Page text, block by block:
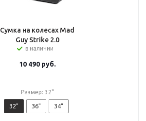
Сумка на колесах Mad
Guy Strike 2.0
в наличии
10 490руб.
Размер: 32"
32" 36" 34"